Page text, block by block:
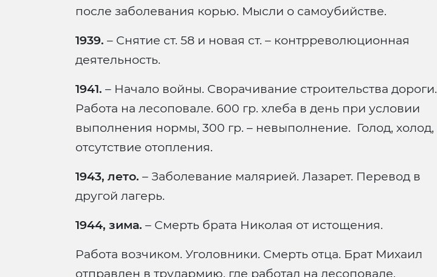
после заболевания корью. Мысли о самоубийстве.
1939. – Снятие ст. 58 и новая ст. – контрреволюционная
деятельность.
1941. – Начало войны. Сворачивание строительства дороги.
Работа на лесоповале. 600 гр. хлеба в день при условии
выполнения нормы, 300 гр. – невыполнение. Голод, холод,
отсутствие отопления.
1943, лето. – Заболевание малярией. Лазарет. Перевод в
другой лагерь.
1944, зима. – Смерть брата Николая от истощения.
Работа возчиком. Уголовники. Смерть отца. Брат Михаил
отправлен в трудармию, где работал на лесоповале.